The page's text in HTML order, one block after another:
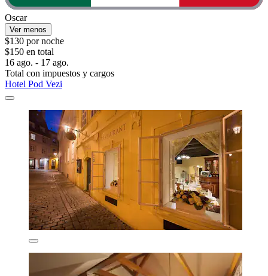
Oscar
Ver menos
$130 por noche
$150 en total
16 ago. - 17 ago.
Total con impuestos y cargos
Hotel Pod Vezi